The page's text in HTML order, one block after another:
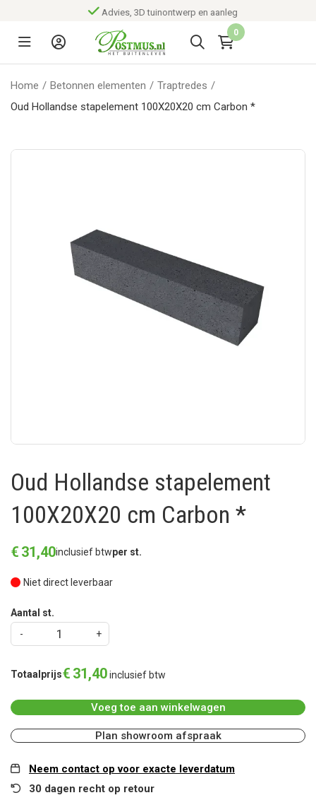
Advies, 3D tuinontwerp en aanleg
0
Home / Betonnen elementen / Traptredes /
Oud Hollandse stapelement 100X20X20 cm Carbon *
Oud Hollandse stapelement
100X20X20 cm Carbon *
€ 31,40inclusief btwper st.
Niet direct leverbaar
Aantal st.
Totaalprijs€ 31,40inclusief btw
Voeg toe aan winkelwagen
Plan showroom afspraak
Neem contact op voor exacte leverdatum
30 dagen recht op retour